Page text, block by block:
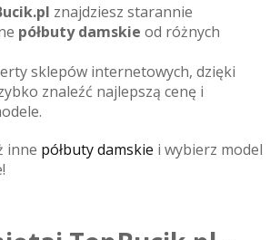
znajdziesz starannie
półbuty damskie od różnych
sklepów internetowych, dzięki
znaleźć najlepszą cenę i
inne półbuty damskie i wybierz model